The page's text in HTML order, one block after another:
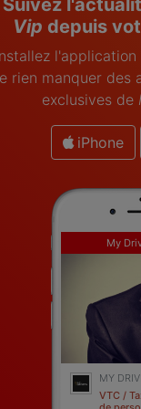
Vip depuis
rien manquer des
exclusives de
iPhone
My
MY
VTC /